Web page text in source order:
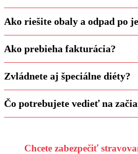
Ako riešite obaly a odpad po
Ako prebieha fakturácia?
Zvládnete aj špeciálne diéty?
Čo potrebujete vedieť na
Chcete zabezpečiť